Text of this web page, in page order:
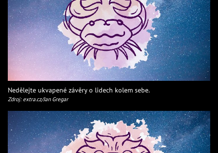
Nedělejte ukvapené závěry o lidech kolem sebe.
Zdroj: extra.cz/Jan Gregar